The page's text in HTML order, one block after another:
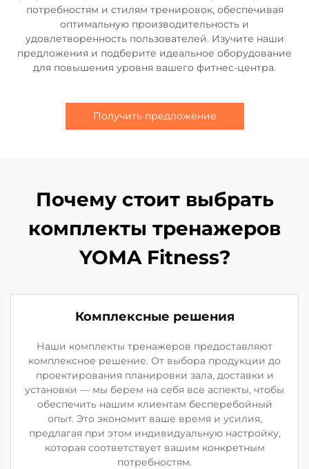
потребностям и стилям тренировок, обеспечивая
оптимальную производительность и
удовлетворенность пользователей. Изучите наши
предложения и подберите идеальное оборудование
для повышения уровня вашего фитнес-центра.
Получить предложение
Почему стоит выбрать
комплекты тренажеров
YOMA Fitness?
Комплексные решения
Наши комплекты тренажеров предоставляют
комплексное решение. От выбора продукции до
проектирования планировки зала, доставки и
установки — мы берем на себя все аспекты, чтобы
обеспечить нашим клиентам бесперебойный
опыт. Это экономит ваше время и усилия,
предлагая при этом индивидуальную настройку,
которая соответствует вашим конкретным
потребностям.